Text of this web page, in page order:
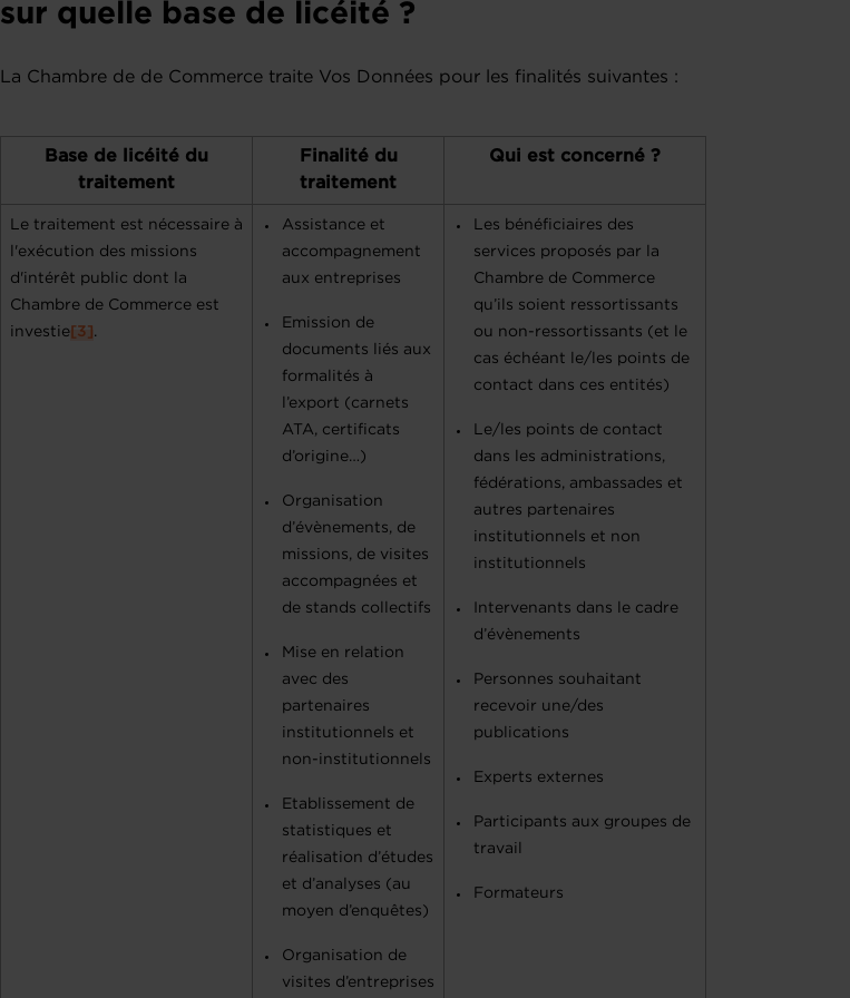
sur quelle base de licéité ?
La Chambre de de Commerce traite Vos Données pour les finalités suivantes :
Base de licéité du
traitement
Finalité du
traitement
Qui est concerné ?
Le traitement est nécessaire à
l'exécution des missions
d'intérêt public dont la
Chambre de Commerce est
investie [3] .
Assistance et
accompagnement
aux entreprises
Emission de
documents liés aux
formalités à
l’export (carnets
ATA, certificats
d’origine…)
Organisation
d’évènements, de
missions, de visites
accompagnées et
de stands collectifs
Mise en relation
avec des
partenaires
institutionnels et
non-institutionnels
Etablissement de
statistiques et
réalisation d’études
et d’analyses (au
moyen d’enquêtes)
Organisation de
visites d’entreprises
Les bénéficiaires des
services proposés par la
Chambre de Commerce
qu’ils soient ressortissants
ou non-ressortissants (et le
cas échéant le/les points de
contact dans ces entités)
Le/les points de contact
dans les administrations,
fédérations, ambassades et
autres partenaires
institutionnels et non
institutionnels
Intervenants dans le cadre
d’évènements
Personnes souhaitant
recevoir une/des
publications
Experts externes
Participants aux groupes de
travail
Formateurs